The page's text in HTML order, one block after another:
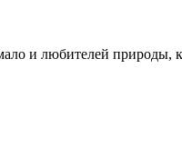
и любителей природы,